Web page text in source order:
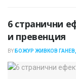
6 странични
и превенция
BY БОЖУР ЖИВКОВ